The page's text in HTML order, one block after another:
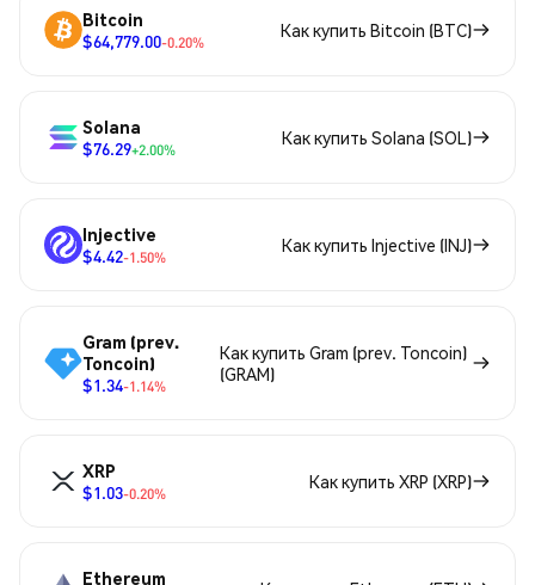
Bitcoin
$64,779.00-0.20%
Как купить Bitcoin (BTC)
Solana
$76.29+2.00%
Как купить Solana (SOL)
Injective
$4.42-1.50%
Как купить Injective (INJ)
Gram (prev.
Toncoin)
$1.34-1.14%
Как купить Gram (prev. Toncoin)
(GRAM)
XRP
$1.03-0.20%
Как купить XRP (XRP)
Ethereum